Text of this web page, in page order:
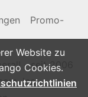
Website zu
Cookies.
Promo-
- seit 2006
Inc.